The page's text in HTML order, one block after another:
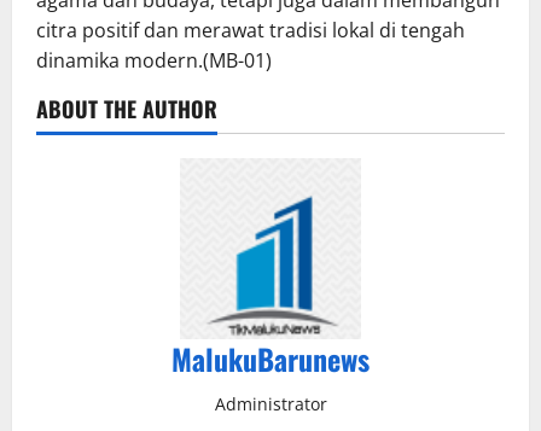
citra positif dan merawat tradisi lokal di tengah
dinamika modern.(MB-01)
ABOUT THE AUTHOR
MalukuBarunews
Administrator